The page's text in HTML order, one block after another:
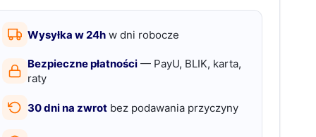
Wysyłka w 24h w dni robocze
Bezpieczne płatności — PayU, BLIK, karta,
raty
30 dni na zwrot bez podawania przyczyny